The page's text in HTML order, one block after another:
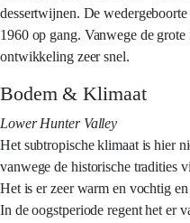
dessertwijnen. De
1960 op gang. Vanwege de
ontwikkeling zeer snel.
Bodem & Klimaat
Lower Hunter Valley
Het subtropische klimaat is hier
vanwege de historische tradities
Het is er zeer warm en vochtig
In de oogstperiode regent het er